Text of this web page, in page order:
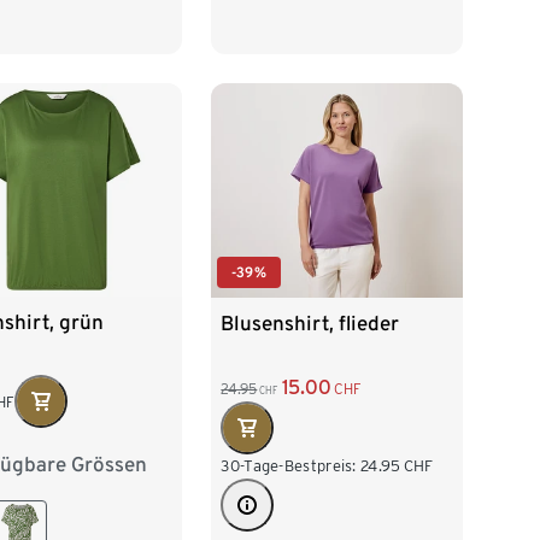
grün
Grössen
M 40/42
-39%
Blusenshirt, flieder
24.95 CHF 15.00 CHF
30-Tage-Bestpreis: 24.95 CHF